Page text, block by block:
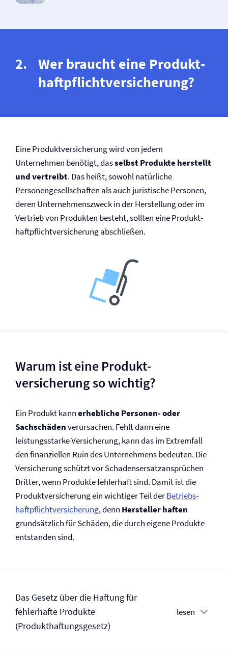
Wer braucht eine Produkt­
haftpflicht­versicherung?
Eine Produkt­versicherung wird von jedem
Unternehmen benötigt, dasselbst Produkte herstellt
und vertreibt. Das heißt, sowohl natürliche
Personengesellschaften als auch juristische Personen,
deren Unternehmenszweck in der Herstellung oder im
Vertrieb von Produkten besteht, sollten eine Produkt­
haftpflicht­versicherung abschließen.
Warum ist eine Produkt­
versicherung so wichtig?
Ein Produkt kannerhebliche Personen- oder
Sachschädenverursachen. Fehlt dann eine
leistungsstarke Versicherung, kann das im Extremfall
den finanziellen Ruin des Unternehmens bedeuten. Die
Versicherung schützt vor Schadensersatzansprüchen
Dritter, wenn Produkte fehlerhaft sind. Damit ist die
Produkt­versicherung ein wichtiger Teil derBetriebs­
haftpflicht­versicherung, denn Hersteller haften
grundsätzlich für Schäden, die durch eigene Produkte
entstanden sind.
Das Gesetz über die Haftung für
fehlerhafte Produkte
(Produkthaftungsgesetz)
lesen